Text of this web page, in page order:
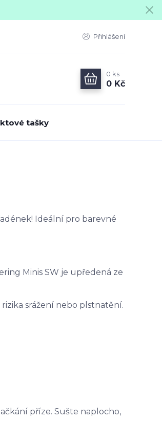
Přihlášení
0 ks
0 Kč
tašky
Ideální pro barevné
Minis SW je upředená ze
srážení nebo plstnatění.
příze. Sušte naplocho,